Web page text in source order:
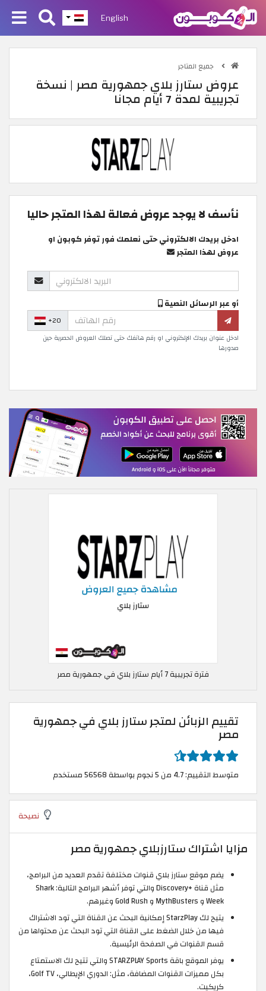
English
جميع المتاجر
عروض ستارز بلاي جمهورية مصر | نسخة
تجريبية لمدة 7 أيام مجانا
نأسف لا يوجد عروض فعالة لهذا المتجر حاليا
ادخل بريدك الالكتروني حتى نعلمك فور توفر كوبون او
عروض لهذا المتجر
أو عبر الرسائل النصية
+20
ادخل عنوان بريدك الإلكتروني او رقم هاتفك حتى تصلك العروض الحصرية حين
صدورها
فترة تجريبية 7 أيام ستارز بلاي في جمهورية مصر
تقييم الزبائن لمتجر ستارز بلاي في جمهورية
مصر
متوسط التقييم: 4.7 من 5 نجوم بواسطة 56568 مستخدم
نصيحة
مزايا اشتراك ستارزبلاي جمهورية مصر
يضم موقع ستارز بلاي قنوات مختلفة تقدم العديد من البرامج،
مثل قناة +Discovery والتي توفر أشهر البرامج التالية: Shark
Week و MythBusters و Gold Rush وغيرهم.
يتيح لك StarzPlay إمكانية البحث عن القناة التي تود الاشتراك
فيها من خلال الضغط على القناة التي تود البحث عن محتواها من
قسم القنوات في الصفحة الرئيسية.
يوفر الموقع باقة STARZPLAY Sports والتي تتيح لك الاستمتاع
بكل مميزات القنوات المضافة، مثل: الدوري الإيطالي، Golf TV،
كريكيت.